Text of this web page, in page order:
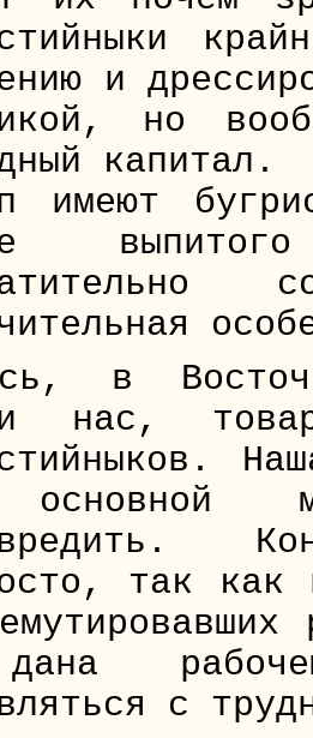
и
но
капитал.
имеют
в
нас,
так как
с